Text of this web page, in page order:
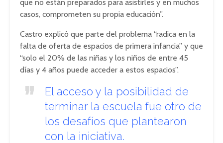
que no están preparados para asistirles y en muchos
casos, comprometen su propia educación”.
Castro explicó que parte del problema “radica en la
falta de oferta de espacios de primera infancia” y que
“solo el 20% de las niñas y los niños de entre 45
días y 4 años puede acceder a estos espacios”.
El acceso y la posibilidad de
terminar la escuela fue otro de
los desafíos que plantearon
con la iniciativa.